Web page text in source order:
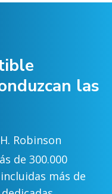
las
Robinson
de 300.000
más de